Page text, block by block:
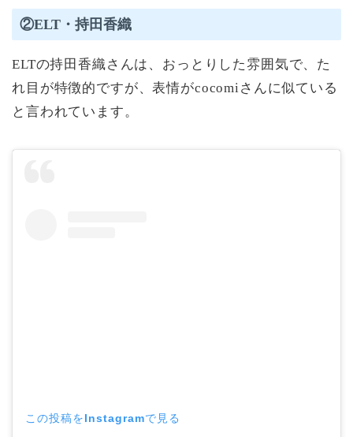
②ELT・持田香織
ELTの持田香織さんは、おっとりした雰囲気で、た
れ目が特徴的ですが、表情がcocomiさんに似ている
と言われています。
この投稿をInstagramで見る